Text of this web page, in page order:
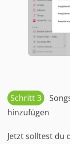
Schritt 3
hinzufügen
Jetzt solltest du